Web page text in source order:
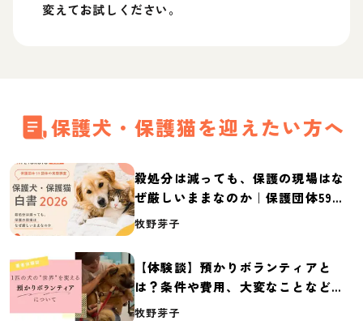
変えてお試しください。
保護犬・保護猫を迎えたい方へ
殺処分は減っても、保護の現場はな
ぜ厳しいままなのか｜保護団体59団
体の実態調査【保護犬・保護猫白書
牧野芽子
【体験談】預かりボランティアと
は？条件や費用、大変なことなど紹
介
牧野芽子